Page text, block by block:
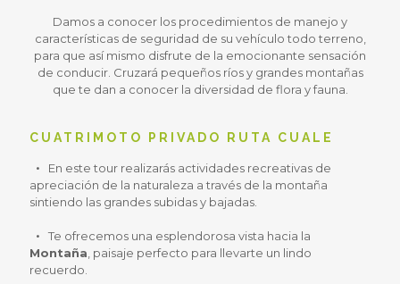
Damos a conocer los procedimientos de manejo y
características de seguridad de su vehículo todo terreno,
para que así mismo disfrute de la emocionante sensación
de conducir. Cruzará pequeños ríos y grandes montañas
que te dan a conocer la diversidad de flora y fauna.
CUATRIMOTO PRIVADO RUTA CUALE
En este tour realizarás actividades recreativas de
apreciación de la naturaleza a través de la montaña
sintiendo las grandes subidas y bajadas.
Te ofrecemos una esplendorosa vista hacia la
Montaña, paisaje perfecto para llevarte un lindo
recuerdo.